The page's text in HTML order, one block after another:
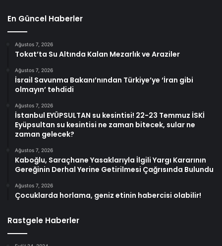
En Güncel Haberler
Ağustos 7, 2026
Tokat’ta Su Altında Kalan Mezarlık ve Araziler
Ağustos 7, 2026
İsrail Savunma Bakanı’nından Türkiye’ye ‘İran gibi
olmayın’ tehdidi
Ağustos 7, 2026
İstanbul EYÜPSULTAN su kesintisi! 22-23 Temmuz İSKİ
Eyüpsultan su kesintisi ne zaman bitecek, sular ne
zaman gelecek?
Ağustos 7, 2026
Kaboğlu, Saraçhane Yasaklarıyla İlgili Yargı Kararının
Gereğinin Derhal Yerine Getirilmesi Çağrısında Bulundu
Ağustos 7, 2026
Çocuklarda horlama, geniz etinin habercisi olabilir!
Rastgele Haberler